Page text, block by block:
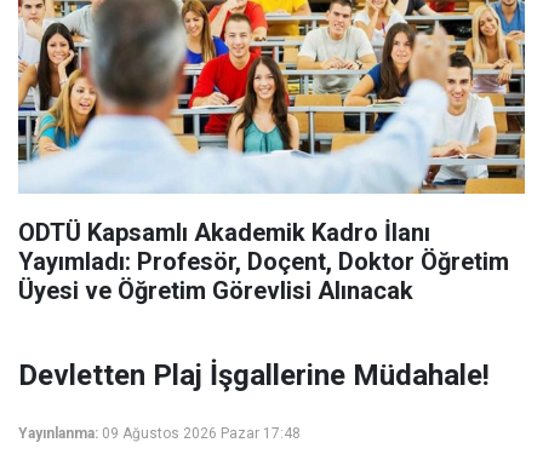
ODTÜ Kapsamlı Akademik Kadro İlanı
Yayımladı: Profesör, Doçent, Doktor Öğretim
Üyesi ve Öğretim Görevlisi Alınacak
Devletten Plaj İşgallerine Müdahale!
Yayınlanma: 09 Ağustos 2026 Pazar 17:48